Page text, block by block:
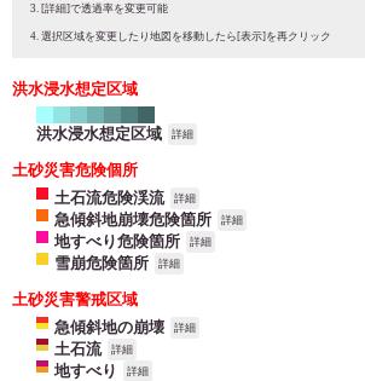
[詳細]で透過率を変更可能
選択区域を変更したり地図を移動したら[表示]を再クリック
洪水浸水想定区域
洪水浸水想定区域 詳細
土砂災害危険個所
土石流危険渓流
詳細
急傾斜地崩壊危険箇所 詳細
地すべり危険箇所 詳細
雪崩危険箇所 詳細
土砂災害警戒区域
急傾斜地の崩壊
詳細
土石流 詳細
地すべり 詳細